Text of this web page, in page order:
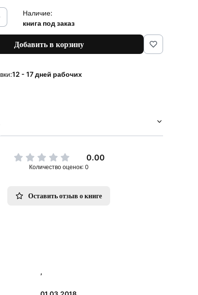
Наличие:
книга под заказ
Добавить в корзину
12 - 17 дней рабочих
0.00
Количество оценок: 0
Оставить отзыв о книге
,